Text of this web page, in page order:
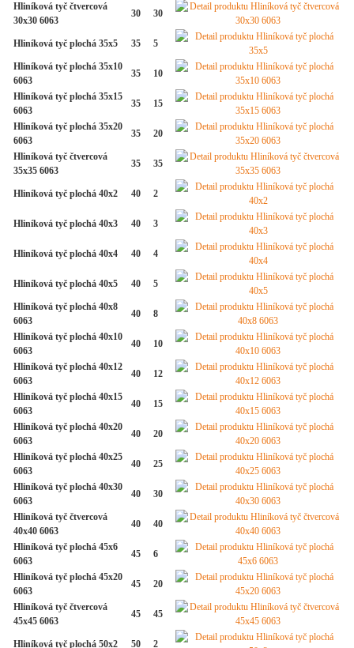
Hliníková tyč čtvercová
30x30 6063
30 30
Hliníková tyč plochá 35x5 35 5
Hliníková tyč plochá 35x10
6063
35 10
Hliníková tyč plochá 35x15
6063
35 15
Hliníková tyč plochá 35x20
6063
35 20
Hliníková tyč čtvercová
35x35 6063
35 35
Hliníková tyč plochá 40x2 40 2
Hliníková tyč plochá 40x3 40 3
Hliníková tyč plochá 40x4 40 4
Hliníková tyč plochá 40x5 40 5
Hliníková tyč plochá 40x8
6063
40 8
Hliníková tyč plochá 40x10
6063
40 10
Hliníková tyč plochá 40x12
6063
40 12
Hliníková tyč plochá 40x15
6063
40 15
Hliníková tyč plochá 40x20
6063
40 20
Hliníková tyč plochá 40x25
6063
40 25
Hliníková tyč plochá 40x30
6063
40 30
Hliníková tyč čtvercová
40x40 6063
40 40
Hliníková tyč plochá 45x6
6063
45 6
Hliníková tyč plochá 45x20
6063
45 20
Hliníková tyč čtvercová
45x45 6063
45 45
Hliníková tyč plochá 50x2 50 2